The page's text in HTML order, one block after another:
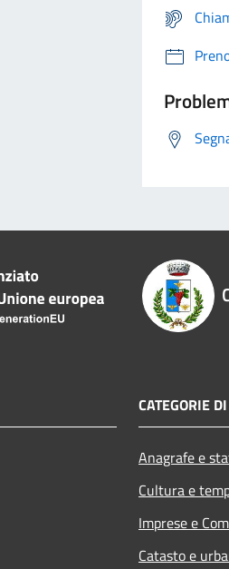
CATEGORIE
Anagrafe e
Cultura e
Imprese e
Catasto e